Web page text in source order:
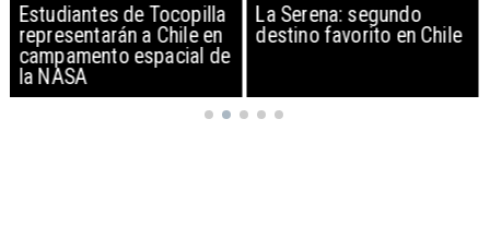
Estudiantes de Tocopilla
representarán a Chile en
campamento espacial de
la NASA
La Serena: segundo
destino favorito en Chile